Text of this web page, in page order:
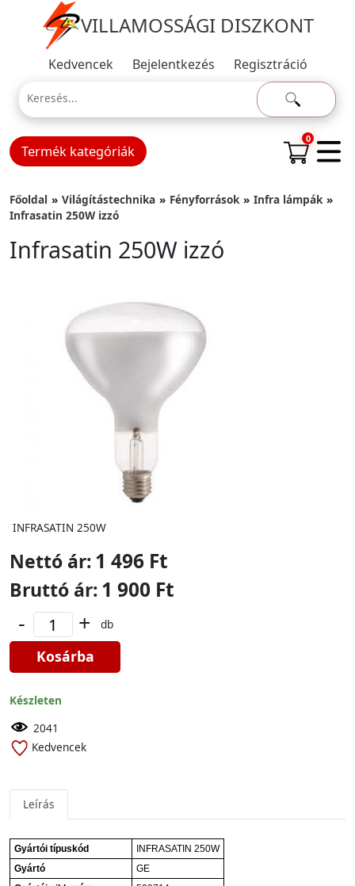
VILLAMOSSÁGI DISZKONT
Kedvencek Bejelentkezés Regisztráció
Termék kategóriák
0
Főoldal Világítástechnika Fényforrások
Infra lámpák
Infrasatin 250W izzó
Infrasatin 250W izzó
INFRASATIN 250W
Nettó ár:1 496 Ft
Bruttó ár:1 900 Ft
- + db
Kosárba
Készleten
2041
Kedvencek
Leírás
Gyártói típuskód
INFRASATIN 250W
Gyártó
GE